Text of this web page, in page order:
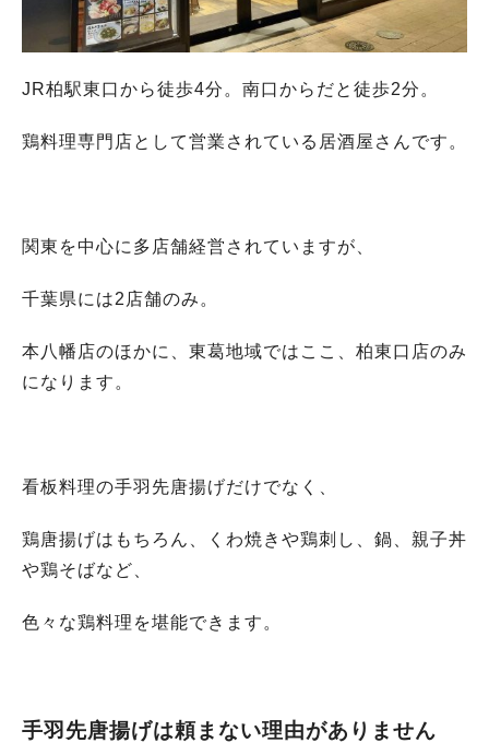
JR柏駅東口から徒歩4分。南口からだと徒歩2分。
鶏料理専門店として営業されている居酒屋さんです。
関東を中心に多店舗経営されていますが、
千葉県には2店舗のみ。
本八幡店のほかに、東葛地域ではここ、柏東口店のみ
になります。
看板料理の手羽先唐揚げだけでなく、
鶏唐揚げはもちろん、くわ焼きや鶏刺し、鍋、親子丼
や鶏そばなど、
色々な鶏料理を堪能できます。
手羽先唐揚げは頼まない理由がありません